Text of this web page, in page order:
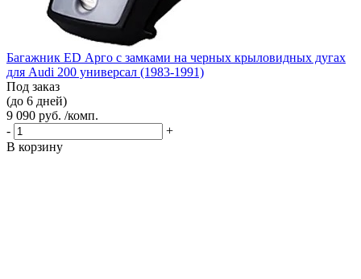
Багажник ED Арго с замками на черных крыловидных дугах
для Audi 200 универсал (1983-1991)
Под заказ
(до 6 дней)
9 090 руб. /комп.
-
+
В корзину